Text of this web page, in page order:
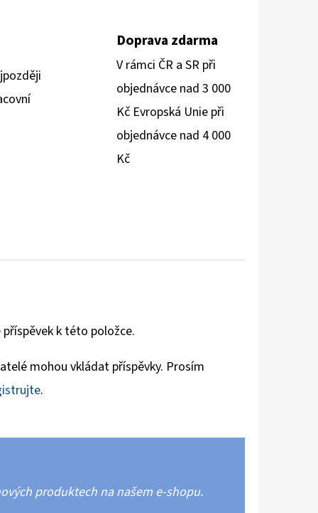
Doprava zdarma
V rámci ČR a SR při
objednávce nad 3 000
Kč Evropská Unie při
objednávce nad 4 000
Kč
k této položce.
mohou vkládat příspěvky. Prosím
.
produktech na našem e-shopu.